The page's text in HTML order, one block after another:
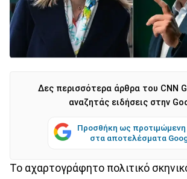
Δες περισσότερα άρθρα του CNN
αναζητάς ειδήσεις στην
Προσθήκη ως προτιμώμενη
στα αποτελέσματα
Το αχαρτογράφητο πολιτικό